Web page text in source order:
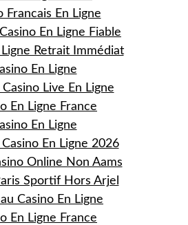
Francais En Ligne
En Ligne Fiable
Retrait Immédiat
En Ligne
Live En Ligne
En Ligne France
En Ligne
En Ligne 2026
Online Non Aams
Sportif Hors Arjel
Casino En Ligne
En Ligne France